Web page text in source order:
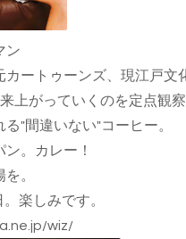
ン
カートゥーンズ、現江戸文
上がっていくのを定点観
"間違いない"コーヒー。
。カレー！
。
楽しみです。
wiz/